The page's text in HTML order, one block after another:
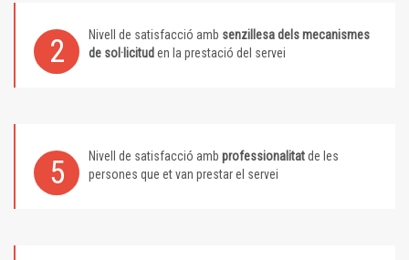
2 Nivell de satisfacció amb senzillesa dels mecanismes
de sol·licitud en la prestació del servei
5 Nivell de satisfacció amb professionalitatde les
persones que et van prestar el servei